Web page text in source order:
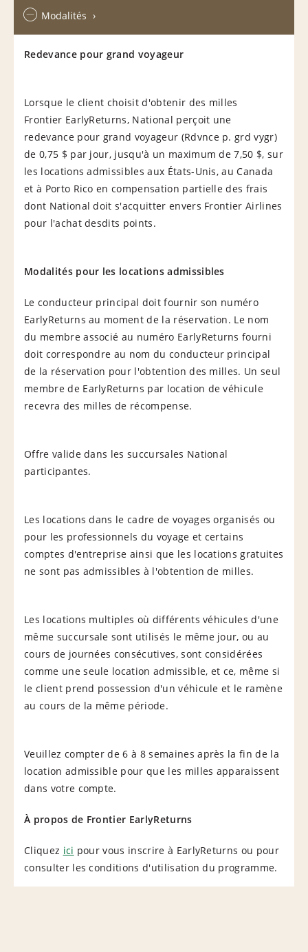
Modalités
Redevance pour grand voyageur
Lorsque le client choisit d'obtenir des milles
Frontier EarlyReturns, National perçoit une
redevance pour grand voyageur (Rdvnce p. grd vygr)
de 0,75 $ par jour, jusqu'à un maximum de 7,50 $, sur
les locations admissibles aux États-Unis, au Canada
et à Porto Rico en compensation partielle des frais
dont National doit s'acquitter envers Frontier Airlines
pour l'achat desdits points.
Modalités pour les locations admissibles
Le conducteur principal doit fournir son numéro
EarlyReturns au moment de la réservation. Le nom
du membre associé au numéro EarlyReturns fourni
doit correspondre au nom du conducteur principal
de la réservation pour l'obtention des milles. Un seul
membre de EarlyReturns par location de véhicule
recevra des milles de récompense.
Offre valide dans les succursales National
participantes.
Les locations dans le cadre de voyages organisés ou
pour les professionnels du voyage et certains
comptes d'entreprise ainsi que les locations gratuites
ne sont pas admissibles à l'obtention de milles.
Les locations multiples où différents véhicules d'une
même succursale sont utilisés le même jour, ou au
cours de journées consécutives, sont considérées
comme une seule location admissible, et ce, même si
le client prend possession d'un véhicule et le ramène
au cours de la même période.
Veuillez compter de 6 à 8 semaines après la fin de la
location admissible pour que les milles apparaissent
dans votre compte.
À propos de Frontier EarlyReturns
Cliquez ici pour vous inscrire à EarlyReturns ou pour
consulter les conditions d'utilisation du programme.